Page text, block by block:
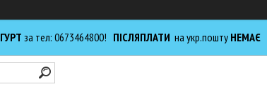
за тел: 0673464800! ПІСЛЯПЛАТИ на укр.пошту НЕМАЄ